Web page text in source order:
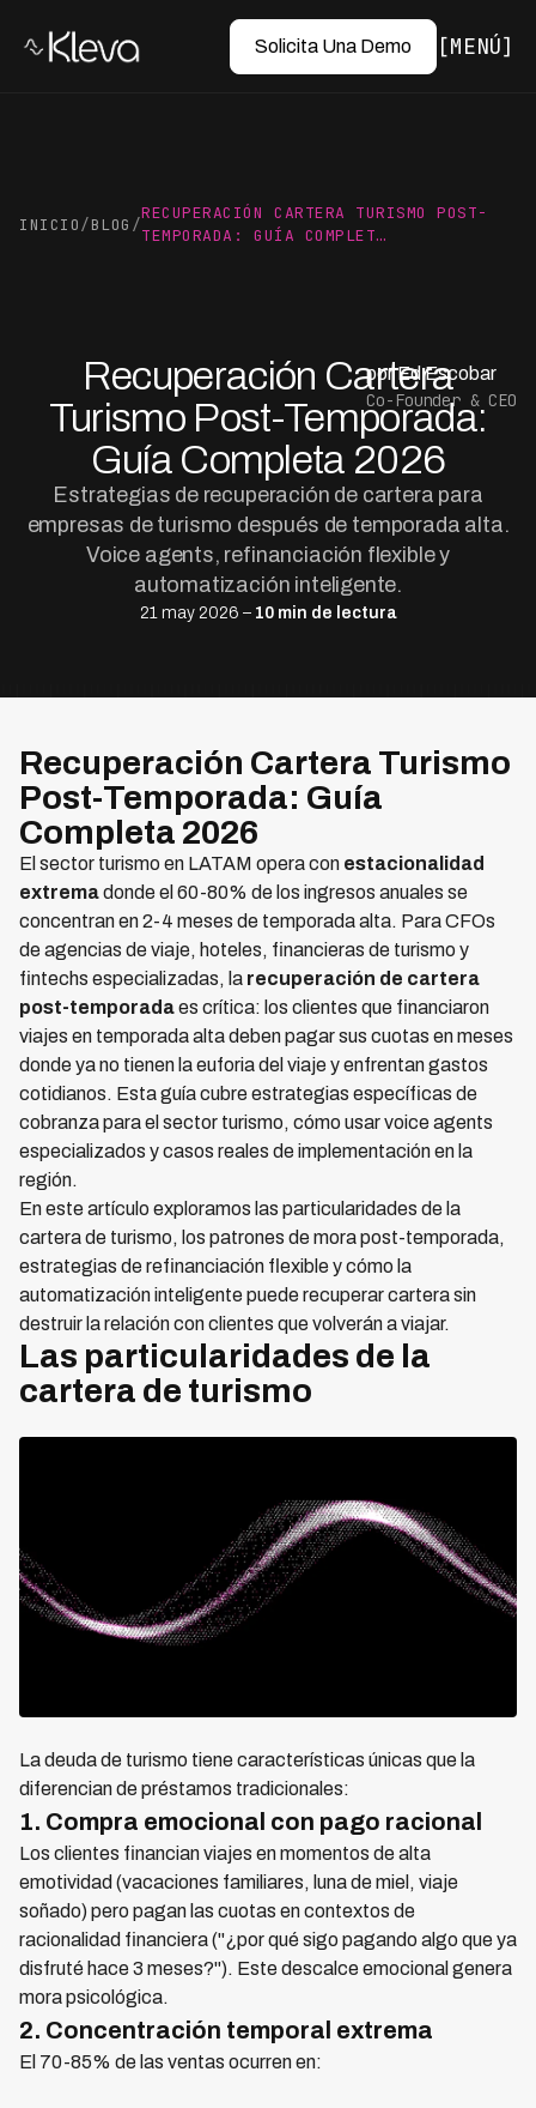
Solicita Una Demo MENÚ
INICIO/BLOG /
RECUPERACIÓN CARTERA TURISMO POST-
TEMPORADA: GUÍA COMPLET…
Recuperación Cartera
Turismo Post-Temporada:
Guía Completa 2026
Estrategias de recuperación de cartera para
empresas de turismo después de temporada alta.
Voice agents, refinanciación flexible y
automatización inteligente.
21 may 2026 – 10 min de lectura
por Ed Escobar
Co-Founder & CEO
Recuperación Cartera Turismo
Post-Temporada: Guía
Completa 2026
El sector turismo en LATAM opera con estacionalidad
extremadonde el 60-80% de los ingresos anuales se
concentran en 2-4 meses de temporada alta. Para CFOs
de agencias de viaje, hoteles, financieras de turismo y
fintechs especializadas, la recuperación de cartera
post-temporadaes crítica: los clientes que financiaron
viajes en temporada alta deben pagar sus cuotas en meses
donde ya no tienen la euforia del viaje y enfrentan gastos
cotidianos. Esta guía cubre estrategias específicas de
cobranza para el sector turismo, cómo usar voice agents
especializados y casos reales de implementación en la
región.
En este artículo exploramos las particularidades de la
cartera de turismo, los patrones de mora post-temporada,
estrategias de refinanciación flexible y cómo la
automatización inteligente puede recuperar cartera sin
destruir la relación con clientes que volverán a viajar.
Las particularidades de la
cartera de turismo
La deuda de turismo tiene características únicas que la
diferencian de préstamos tradicionales:
1. Compra emocional con pago racional
Los clientes financian viajes en momentos de alta
emotividad (vacaciones familiares, luna de miel, viaje
soñado) pero pagan las cuotas en contextos de
racionalidad financiera ("¿por qué sigo pagando algo que ya
disfruté hace 3 meses?"). Este descalce emocional genera
mora psicológica.
2. Concentración temporal extrema
El 70-85% de las ventas ocurren en: